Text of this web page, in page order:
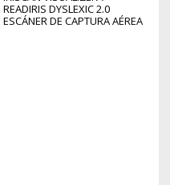
READIRIS DYSLEXIC 2.0
ESCÁNER DE CAPTURA AÉREA